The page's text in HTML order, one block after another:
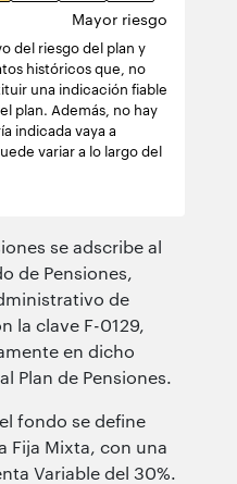
Mayor riesgo
del riesgo del plan y
históricos que, no
una indicación fiable
plan. Además, no hay
indicada vaya a
variar a lo largo del
se adscribe al
de Pensiones,
de
la clave F-0129,
en dicho
Plan de Pensiones.
fondo se define
Fija Mixta, con una
Variable del 30%.